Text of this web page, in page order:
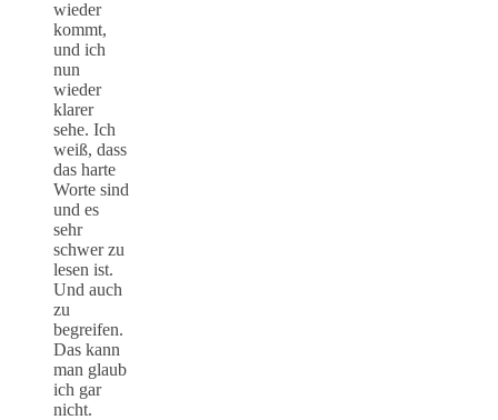
wieder
kommt,
und ich
nun
wieder
klarer
sehe. Ich
weiß, dass
das harte
Worte sind
und es
sehr
schwer zu
lesen ist.
Und auch
zu
begreifen.
Das kann
man glaub
ich gar
nicht.